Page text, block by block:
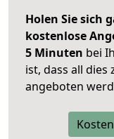
Holen Sie sich
kostenlose
5 Minuten bei
ist, dass all dies
angeboten